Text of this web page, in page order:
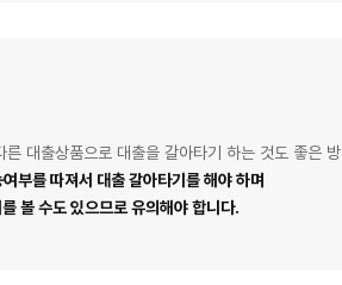
대출상품으로 대출을 갈아타기 하는 것도 좋은
부를 따져서 대출 갈아타기를 해야 하며
볼 수도 있으므로 유의해야 합니다.